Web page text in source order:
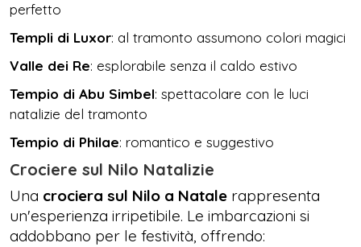
perfetto
Templi di Luxor: al tramonto assumono colori magici
Valle dei Re: esplorabile senza il caldo estivo
Tempio di Abu Simbel: spettacolare con le luci
natalizie del tramonto
Tempio di Philae: romantico e suggestivo
Crociere sul Nilo Natalizie
Una crociera sul Nilo a Natale rappresenta
un'esperienza irripetibile. Le imbarcazioni si
addobbano per le festività, offrendo: